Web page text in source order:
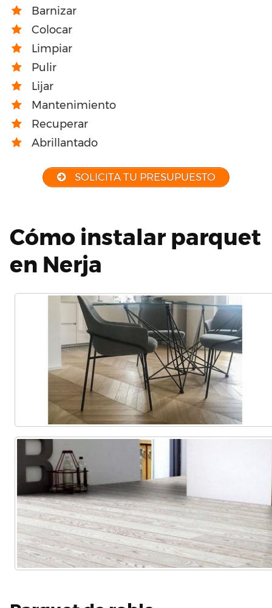
Barnizar
Colocar
Limpiar
Pulir
Lijar
Mantenimiento
Recuperar
Abrillantado
SOLICITA TU PRESUPUESTO
Cómo instalar parquet
en Nerja